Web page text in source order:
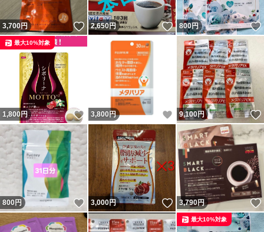
3,700円 いいね！
2,650円 いいね！
800円
1,800円 いいね！
最大10%対象
3,800 円 いいね！
9,100円
800円 いいね！
3,000円 いいね！
3,790円
最大10%対象